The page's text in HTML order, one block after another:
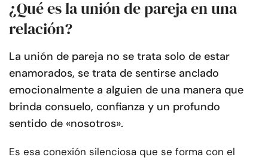
¿Qué es la unión de pareja en una
relación?
La unión de pareja no se trata solo de estar
enamorados, se trata de sentirse anclado
emocionalmente a alguien de una manera que
brinda consuelo, confianza y un profundo
sentido de «nosotros».
Es esa conexión silenciosa que se forma con el